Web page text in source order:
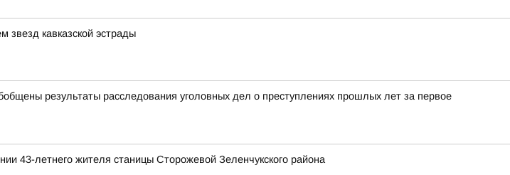
звезд кавказской эстрады
результаты расследования уголовных дел о преступлениях прошлых лет за первое
43-летнего жителя станицы Сторожевой Зеленчукского района